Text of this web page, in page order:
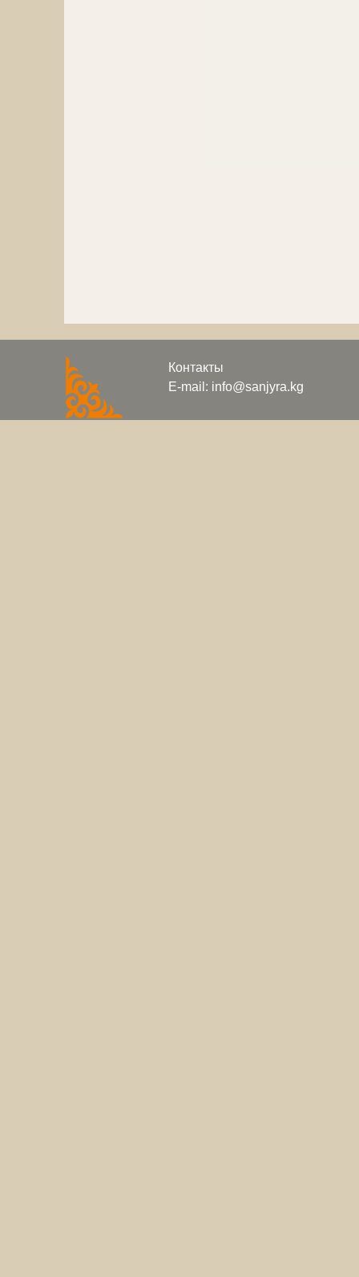
Контакты
E-mail: info@sanjyra.kg